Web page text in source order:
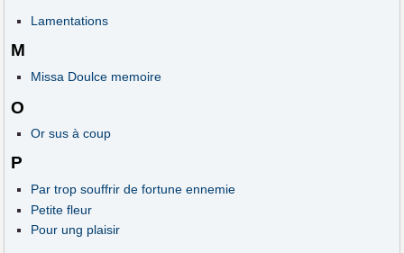
Lamentations
M
Missa Doulce memoire
O
Or sus à coup
P
Par trop souffrir de fortune ennemie
Petite fleur
Pour ung plaisir